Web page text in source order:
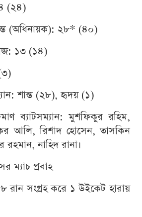
(২৪)
(অধিনায়ক): ২৮* (৪০)
১৩ (১৪)
শান্ত (২৮), হৃদয় (১)
ব্যাটসম্যান: মুশফিকুর রহিম,
আলি, রিশাদ হোসেন, তাসকিন
নাহিদ রানা।
ম্যাচ প্রবাহ
রান সংগ্রহ করে ১ উইকেট হারায়